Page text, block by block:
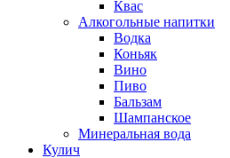
Квас
Алкогольные напитки
Водка
Коньяк
Вино
Пиво
Бальзам
Шампанское
Минеральная вода
Кулич